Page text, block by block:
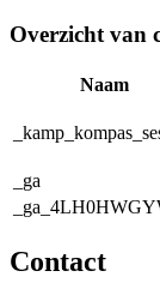
Overzicht van
Naam
_ga
Contact